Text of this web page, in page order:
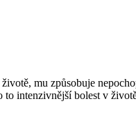
mu způsobuje
intenzivnější bolest v